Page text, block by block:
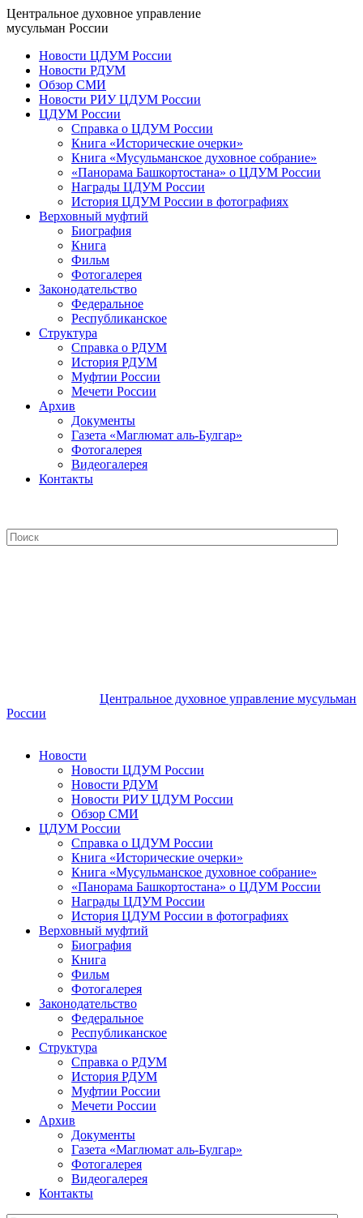
Центральное духовное управление
мусульман России
Новости ЦДУМ России
Новости РДУМ
Обзор СМИ
Новости РИУ ЦДУМ России
ЦДУМ России
Справка о ЦДУМ России
Книга «Исторические очерки»
Книга «Мусульманское духовное собрание»
«Панорама Башкортостана» о ЦДУМ России
Награды ЦДУМ России
История ЦДУМ России в фотографиях
Верховный муфтий
Биография
Книга
Фильм
Фотогалерея
Законодательство
Федеральное
Республиканское
Структура
Справка о РДУМ
История РДУМ
Муфтии России
Мечети России
Архив
Документы
Газета «Маглюмат аль-Булгар»
Фотогалерея
Видеогалерея
Контакты
Центральное духовное управление мусульман
России
Новости
Новости ЦДУМ России
Новости РДУМ
Новости РИУ ЦДУМ России
Обзор СМИ
ЦДУМ России
Справка о ЦДУМ России
Книга «Исторические очерки»
Книга «Мусульманское духовное собрание»
«Панорама Башкортостана» о ЦДУМ России
Награды ЦДУМ России
История ЦДУМ России в фотографиях
Верховный муфтий
Биография
Книга
Фильм
Фотогалерея
Законодательство
Федеральное
Республиканское
Структура
Справка о РДУМ
История РДУМ
Муфтии России
Мечети России
Архив
Документы
Газета «Маглюмат аль-Булгар»
Фотогалерея
Видеогалерея
Контакты